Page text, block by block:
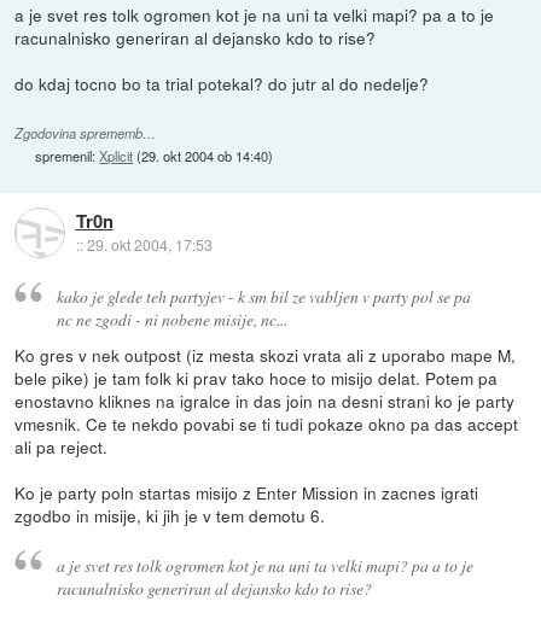
a je svet res tolk ogromen kot je na uni ta velki mapi? pa a to je
racunalnisko generiran al dejansko kdo to rise?
do kdaj tocno bo ta trial potekal? do jutr al do nedelje?
Zgodovina sprememb…
spremenil:Xplicit(29. okt 2004 ob 14:40)
Tr0n
::29. okt 2004, 17:53
kako je glede teh partyjev - k sm bil ze vabljen v party pol se pa
nc ne zgodi - ni nobene misije, nc...
Ko gres v nek outpost (iz mesta skozi vrata ali z uporabo mape M,
bele pike) je tam folk ki prav tako hoce to misijo delat. Potem pa
enostavno kliknes na igralce in das join na desni strani ko je party
vmesnik. Ce te nekdo povabi se ti tudi pokaze okno pa das accept
ali pa reject.
Ko je party poln startas misijo z Enter Mission in zacnes igrati
zgodbo in misije, ki jih je v tem demotu 6.
a je svet res tolk ogromen kot je na uni ta velki mapi? pa a to je
racunalnisko generiran al dejansko kdo to rise?